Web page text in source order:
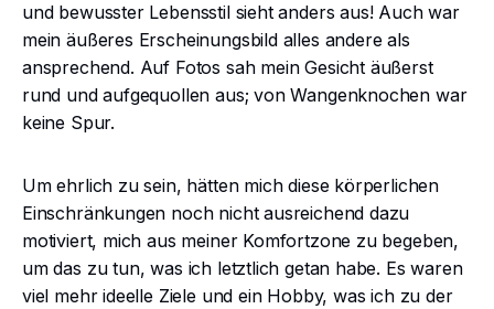
und bewusster Lebensstil sieht anders aus! Auch war
mein äußeres Erscheinungsbild alles andere als
ansprechend. Auf Fotos sah mein Gesicht äußerst
rund und aufgequollen aus; von Wangenknochen war
keine Spur.
Um ehrlich zu sein, hätten mich diese körperlichen
Einschränkungen noch nicht ausreichend dazu
motiviert, mich aus meiner Komfortzone zu begeben,
um das zu tun, was ich letztlich getan habe. Es waren
viel mehr ideelle Ziele und ein Hobby, was ich zu der